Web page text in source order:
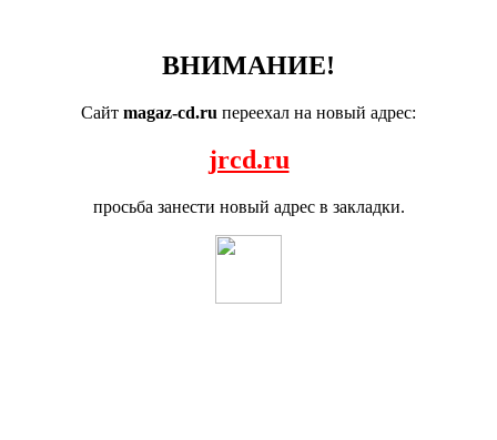
ВНИМАНИЕ!
Сайт magaz-cd.ru переехал на новый адрес:
jrcd.ru
просьба занести новый адрес в закладки.